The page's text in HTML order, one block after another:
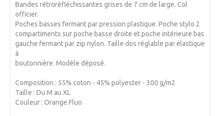
Bandes rétroréfléchissantes grises de 7 cm de large. Col
officier.
Poches basses fermant par pression plastique. Poche stylo 2
compartiments sur poche basse droite et poche intérieure bas
gauche fermant par zip nylon. Taille dos réglable par élastique
à
boutonnière. Modèle déposé.
Composition : 55% coton - 45% polyester - 300 g/m2
Taille : Du M au XL
Couleur : Orange Fluo